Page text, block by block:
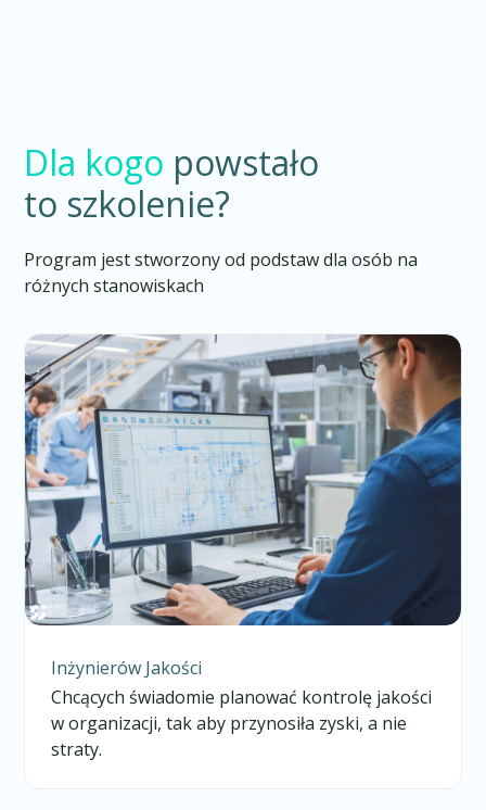
Dla kogo powstało
to szkolenie?
Program jest stworzony od podstaw dla osób na
różnych stanowiskach
Inżynierów Jakości
Chcących świadomie planować kontrolę jakości
w organizacji, tak aby przynosiła zyski, a nie
straty.